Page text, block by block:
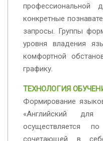
профессиональной
конкретные
запросы. Группы
уровня владения
комфортной
графику.
ТЕХНОЛОГИЯ
Формирование
«Английский
осуществляется
сочетающей в